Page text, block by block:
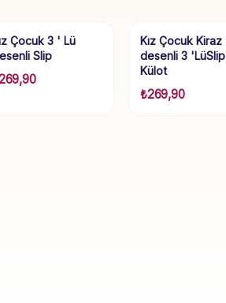
Çocuk 3 ' Lü
Slip
Kız Çocuk Kiraz
desenli 3 'LüSlip
Külot
₺269,90